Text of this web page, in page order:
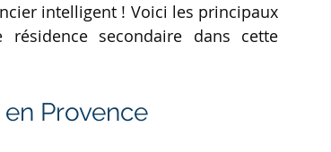
intelligent ! Voici les principaux
secondaire dans cette
Provence